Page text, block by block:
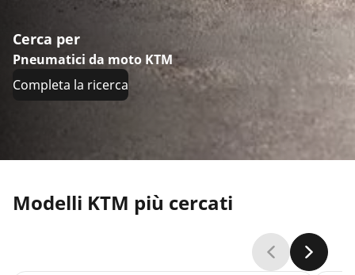
Cerca per
Pneumatici da moto KTM
Completa la ricerca
Modelli KTM più cercati